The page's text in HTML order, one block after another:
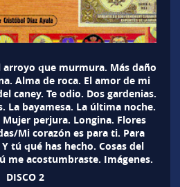
arroyo que murmura. Más daño
Alma de roca. El amor de mi
caney. Te odio. Dos gardenias.
La bayamesa. La última noche.
perjura. Longina. Flores
Mi corazón es para ti. Para
tú qué has hecho. Cosas del
me acostumbraste. Imágenes.
DISCO 2